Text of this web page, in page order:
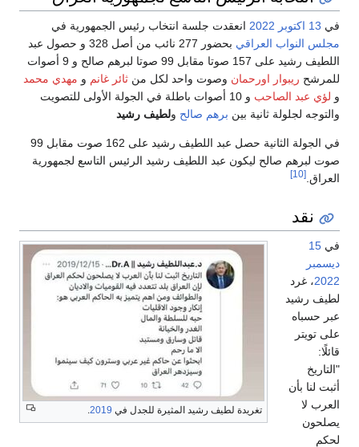
في 13 اكتوبر 2022 انعقدت جلسة انتخاب رئيس الجمهورية في
مجلس النواب العراقي
بحضور 277 نائب من أصل 328 و حصول عبد
اللطيف رشيد على 157 صوتا مقابل 99 صوتا لبرهم صالح و 9 أصوات
للمرشح ريبوار اورحمان وصوت واحد لكل من ثائر غانم و مهدي محمد
و لؤي عبد الصاحب
و 10 أصوات باطلة في الجولة الأولى للتصويت
والتوجه لجلولة ثانية بين برهم صالح ولطيف رشيد
في الجولة الثانية حصل عبد اللطيف رشيد على 162 صوت مقابل 99
صوت لبرهم صالح ليكون عبد اللطيف رشيد الرئيس التاسع لجمهورية
العراق. [10]
نقد
تغريدة لطيف رشيد المثيرة للجدل في 2019
.
في 15
ديسمبر
2022، غرد
لطيف رشيد
عبر حسباه
على تويتر
قائلًا:
"التاريخ
أثبت لنا بأن
العرب لا
يصلحون
لحكم